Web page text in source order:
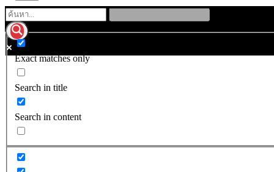
Exact matches only
Search in title
Search in content